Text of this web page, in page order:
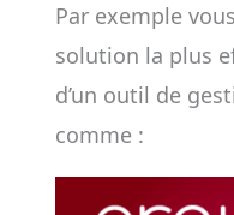
Par exemple
solution la plus
d’un outil de
comme :